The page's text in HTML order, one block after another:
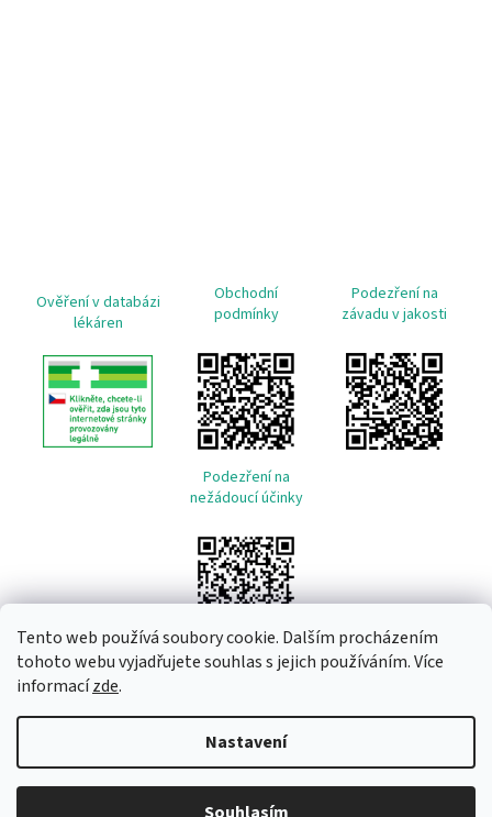
Tento web používá soubory cookie. Dalším procházením
tohoto webu vyjadřujete souhlas s jejich používáním. Více
informacízde.
Nastavení
Ověření v databázi
lékáren
Obchodní
podmínky
Podezření na
závadu v jakosti
Podezření na
nežádoucí účinky
Copyright 2026Remeda. Všechna práva vyhrazena.Upravit